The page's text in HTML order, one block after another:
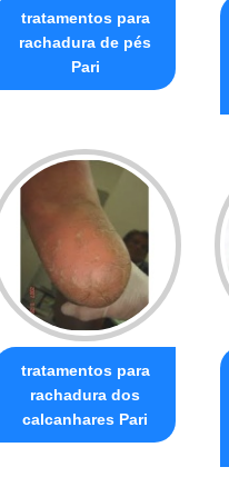
tratamentos para
rachadura de pés
Pari
tratamentos para
rachadura dos
calcanhares Pari